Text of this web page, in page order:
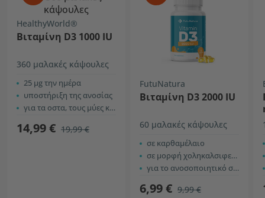
HealthyWorld®
Βιταμίνη D3 1000 IU
360 μαλακές κάψουλες
25 µg την ημέρα
υποστήριξη της ανοσίας
για τα οστα, τους μύες και τα δόντια
14,99 € 19,99 €
FutuNatura
Βιταμίνη D3 2000 IU
60 μαλακές κάψουλες
σε καρθαμέλαιο
σε μορφή χοληκαλσιφερόλης
για το ανοσοποιητικό σύστημα
6,99 € 9,99 €